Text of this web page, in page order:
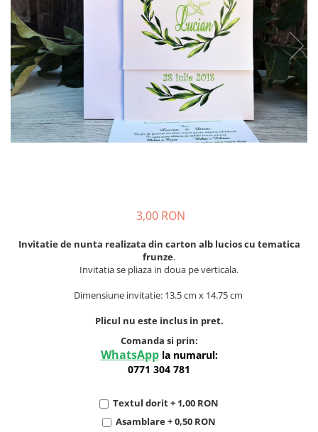
Meniuri & nr de BOTEZ
Plicuri si cartoane pentru INVITATII
TAVA pentru MOT
Cruciulite de BOTEZ
Invitatii BANCHET
Baloane & decoratiuni BOTEZ
Trusouri & Lumanari Botez
Pahare Miri & Nasi
Cocarde nunta
Inmormatare/pomana
Meniuri pentru NUNTA
Decoratiuni NUNTA
3,00 RON
Invitatie de nunta realizata din carton alb lucios cu tematica
frunze.
Invitatia se pliaza in doua pe verticala.
Dimensiune invitatie: 13.5 cm x 14.75 cm
Plicul nu este inclus in pret.
Comanda si prin:
WhatsApp la numarul:
0771 304 781
Textul dorit + 1,00 RON
Asamblare + 0,50 RON